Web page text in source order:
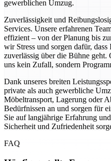
gewerblichen Umzug.
Zuverlässigkeit und
Services. Unsere erfahrenen
effizient – von der Planung bis
wir Stress und sorgen dafür,
zuverlässig über die Bühne
uns kein Zufall, sondern
Dank unseres breiten
private als auch gewerbliche
Möbeltransport, Lagerung oder
Bedürfnissen an und sorgen für
Sie auf langjährige Erfahrung
Sicherheit und Zufriedenheit
FAQ